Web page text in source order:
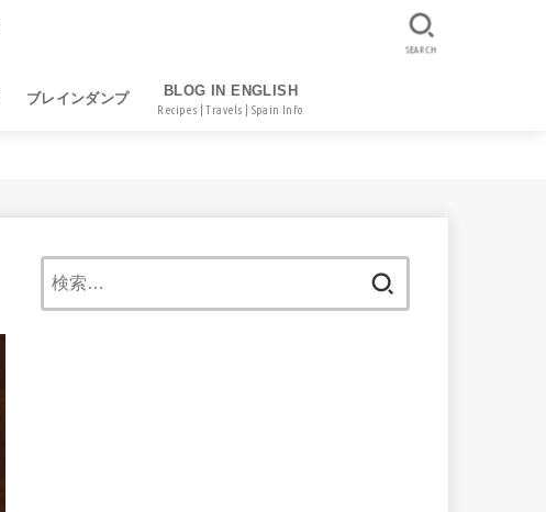
ブレインダンプ BLOG IN ENGLISH
Recipes | Travels | Spain Info
SEARCH